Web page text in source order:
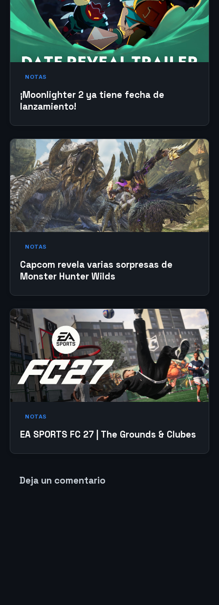
NOTAS
¡Moonlighter 2 ya tiene fecha de
lanzamiento!
NOTAS
Capcom revela varias sorpresas de
Monster Hunter Wilds
NOTAS
EA SPORTS FC 27 | The Grounds & Clubes
Deja un comentario